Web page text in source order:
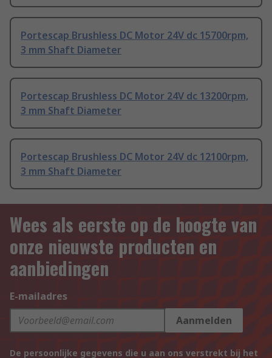
Portescap Brushless DC Motor 24V dc 15700rpm,
3 mm Shaft Diameter
Portescap Brushless DC Motor 24V dc 13200rpm,
3 mm Shaft Diameter
Portescap Brushless DC Motor 24V dc 12100rpm,
3 mm Shaft Diameter
Wees als eerste op de hoogte van
onze nieuwste producten en
aanbiedingen
E-mailadres
Aanmelden
De persoonlijke gegevens die u aan ons verstrekt bij het